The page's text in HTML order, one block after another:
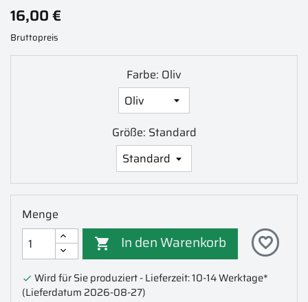
16,00 €
Bruttopreis
Farbe: Oliv
Größe: Standard
Menge
 In den Warenkorb favorite_border
 Wird für Sie produziert - Lieferzeit: 10-14 Werktage*
(Lieferdatum 2026-08-27)